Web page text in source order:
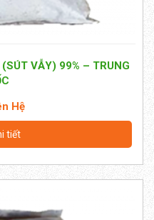
VẪY) 99% – TRUNG
Hệ
tiết